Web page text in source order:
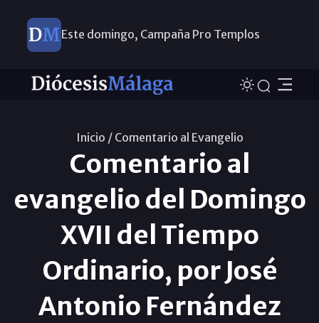
Este domingo, Campaña Pro Templos
Inicio / Comentario al Evangelio
Comentario al
evangelio del Domingo
XVII del Tiempo
Ordinario, por José
Antonio Fernández